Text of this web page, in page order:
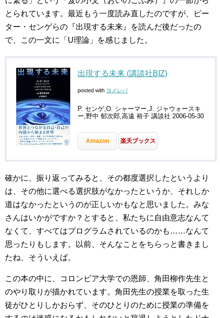
とられています。最近もう一度読み直したのですが、ピー
ター・センゲらの『出現する未来』を読んだ後だったの
で、この一文に「U理論」を感じました。
出現する未来 (講談社BIZ)
posted with ヨメレバ
P. センゲ,O. シャーマー,J. ジャウォースキ
ー,野中 郁次郎,高遠 裕子 講談社 2006-05-30
Amazon 楽天ブックス
確かに、振り返ってみると、その都度選択したというより
は、その他に選べる選択肢がなかったというか、それしか
道はなかったというのが正しいかもなと思いました。みな
さんはいかがですか？とすると、私たちに自由意志なんて
なくて、すべてはプログラムされているのかも……なんて
思ったりもします。以前、そんなことをちらっと書きまし
たね、そういえば。
この本の中に、コロンビア大学での恩師、角田柳作先生と
のやり取りが描かれています。角田先生の授業を取った生
徒がひとりしかおらず、そのひとりのために授業の準備を